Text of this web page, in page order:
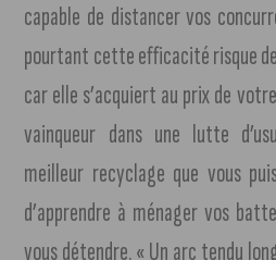
capable de distancer vos
pourtant cette efficacité risque de
car elle s’acquiert au prix de
vainqueur dans une lutte
meilleur recyclage que vous
d’apprendre à ménager vos
vous détendre. « Un arc tendu